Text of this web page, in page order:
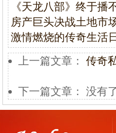
《天龙八部》终于播
房产巨头决战土地市
激情燃烧的传奇生活
上一篇文章： 传奇
下一篇文章： 没有